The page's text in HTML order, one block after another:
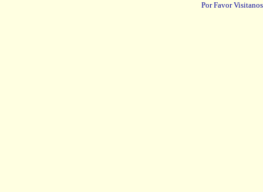
Por Favor